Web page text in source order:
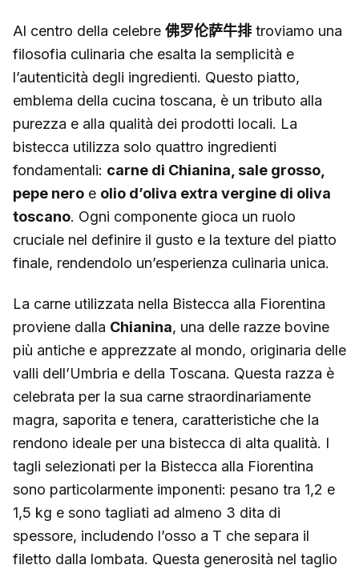
Al centro della celebre 佛罗伦萨牛排 troviamo una
filosofia culinaria che esalta la semplicità e
l’autenticità degli ingredienti. Questo piatto,
emblema della cucina toscana, è un tributo alla
purezza e alla qualità dei prodotti locali. La
bistecca utilizza solo quattro ingredienti
fondamentali: carne di Chianina, sale grosso,
pepe nero e olio d’oliva extra vergine di oliva
toscano. Ogni componente gioca un ruolo
cruciale nel definire il gusto e la texture del piatto
finale, rendendolo un’esperienza culinaria unica.
La carne utilizzata nella Bistecca alla Fiorentina
proviene dalla Chianina, una delle razze bovine
più antiche e apprezzate al mondo, originaria delle
valli dell’Umbria e della Toscana. Questa razza è
celebrata per la sua carne straordinariamente
magra, saporita e tenera, caratteristiche che la
rendono ideale per una bistecca di alta qualità. I
tagli selezionati per la Bistecca alla Fiorentina
sono particolarmente imponenti: pesano tra 1,2 e
1,5 kg e sono tagliati ad almeno 3 dita di
spessore, includendo l’osso a T che separa il
filetto dalla lombata. Questa generosità nel taglio